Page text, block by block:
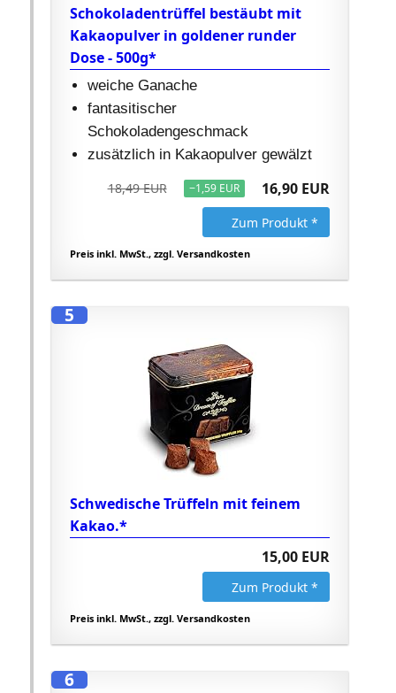
Schokoladentrüffel bestäubt mit
Kakaopulver in goldener runder
Dose - 500g*
weiche Ganache
fantasitischer
Schokoladengeschmack
zusätzlich in Kakaopulver gewälzt
18,49 EUR −1,59 EUR 16,90 EUR
Zum Produkt *
Preis inkl. MwSt., zzgl. Versandkosten
5
Schwedische Trüffeln mit feinem
Kakao.*
15,00 EUR
Zum Produkt *
Preis inkl. MwSt., zzgl. Versandkosten
6